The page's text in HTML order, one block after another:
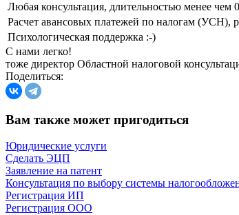
Любая консультация, длительностью менее чем
Расчет авансовых платежей по налогам (УСН),
Психологическая поддержка :-)
С нами легко!
тоже директор Областной налоговой
Поделиться:
Вам также может пригодиться
Юридические услуги
Сделать ЭЦП
Заявление на патент
Консультация по выбору системы
Регистрация ИП
Регистрация ООО